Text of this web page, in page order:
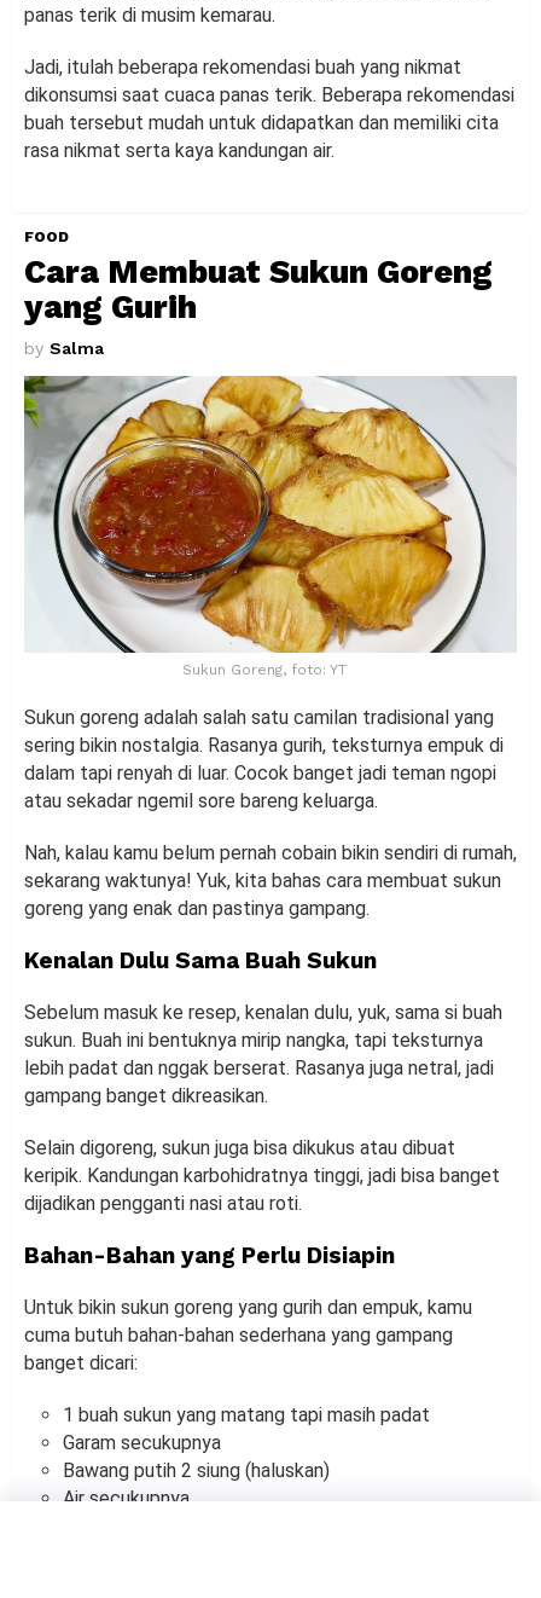
panas terik di musim kemarau.
Jadi, itulah beberapa rekomendasi buah yang nikmat
dikonsumsi saat cuaca panas terik. Beberapa rekomendasi
buah tersebut mudah untuk didapatkan dan memiliki cita
rasa nikmat serta kaya kandungan air.
FOOD
Cara Membuat Sukun Goreng
yang Gurih
by Salma
Sukun Goreng, foto: YT
Sukun goreng adalah salah satu camilan tradisional yang
sering bikin nostalgia. Rasanya gurih, teksturnya empuk di
dalam tapi renyah di luar. Cocok banget jadi teman ngopi
atau sekadar ngemil sore bareng keluarga.
Nah, kalau kamu belum pernah cobain bikin sendiri di rumah,
sekarang waktunya! Yuk, kita bahas cara membuat sukun
goreng yang enak dan pastinya gampang.
Kenalan Dulu Sama Buah Sukun
Sebelum masuk ke resep, kenalan dulu, yuk, sama si buah
sukun. Buah ini bentuknya mirip nangka, tapi teksturnya
lebih padat dan nggak berserat. Rasanya juga netral, jadi
gampang banget dikreasikan.
Selain digoreng, sukun juga bisa dikukus atau dibuat
keripik. Kandungan karbohidratnya tinggi, jadi bisa banget
dijadikan pengganti nasi atau roti.
Bahan-Bahan yang Perlu Disiapin
Untuk bikin sukun goreng yang gurih dan empuk, kamu
cuma butuh bahan-bahan sederhana yang gampang
banget dicari:
1 buah sukun yang matang tapi masih padat
Garam secukupnya
Bawang putih 2 siung (haluskan)
Air secukupnya